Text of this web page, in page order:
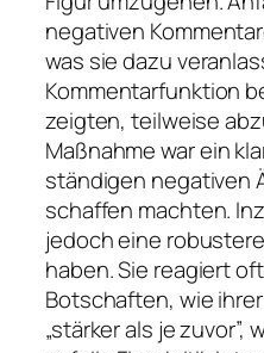
negativen
was sie dazu
Kommentarfunktion
zeigten, teilweise
Maßnahme war ein
ständigen negativen
schaffen machten.
jedoch eine
haben. Sie reagiert
Botschaften, wie
„stärker als je zuvor”,